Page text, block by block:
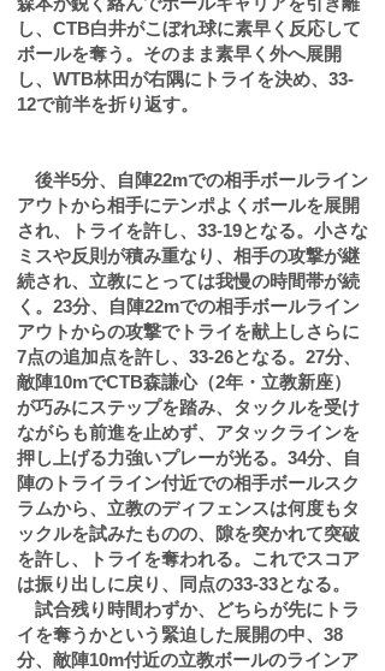
し、CTB白井がこぼれ球に素早く反応して
ボールを奪う。そのまま素早く外へ展開
し、WTB林田が右隅にトライを決め、33-
12で前半を折り返す。
後半5分、自陣22mでの相手ボールライン
アウトから相手にテンポよくボールを展開
され、トライを許し、33-19となる。小さな
ミスや反則が積み重なり、相手の攻撃が継
続され、立教にとっては我慢の時間帯が続
く。23分、自陣22mでの相手ボールライン
アウトからの攻撃でトライを献上しさらに
7点の追加点を許し、33-26となる。27分、
敵陣10mでCTB森謙心（2年・立教新座）
が巧みにステップを踏み、タックルを受け
ながらも前進を止めず、アタックラインを
押し上げる力強いプレーが光る。34分、自
陣のトライライン付近での相手ボールスク
ラムから、立教のディフェンスは何度もタ
ックルを試みたものの、隙を突かれて突破
を許し、トライを奪われる。これでスコア
は振り出しに戻り、同点の33-33となる。
試合残り時間わずか、どちらが先にトラ
イを奪うかという緊迫した展開の中、38
分、敵陣10m付近の立教ボールのラインア